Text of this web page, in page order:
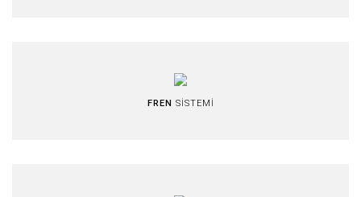
FREN SİSTEMİ